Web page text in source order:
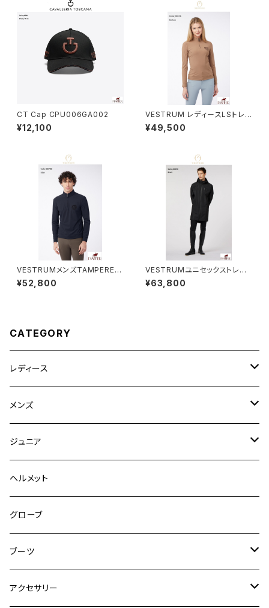
CT Cap CPU006GA002
¥12,100
VESTRUM レディースLSトレ
ーニングトップス W65946000
2
¥49,500
VESTRUMメンズTAMPEREト
ップス M659260002
¥52,800
VESTRUMユニセックストレン
チコートZ312720137
¥63,800
CATEGORY
レディース
競技用ジャケット
キュロット
フルグリップ
ニーグリップ
シャツ
ウェア
アウター
シャツ
メンズ
競技用ジャケット
キュロット
フルグリップ
ニーグリップ
シャツ
ウェア
アウター
ジュニア
キュロット
ウエア
ヘルメット
グローブ
ブーツ
ロングブーツ（既製品）
アクセサリー